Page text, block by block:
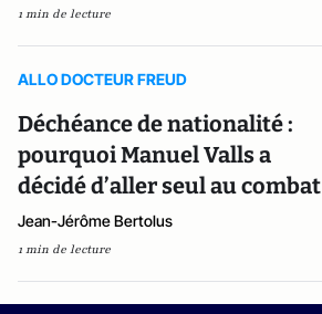
1 min de lecture
ALLO DOCTEUR FREUD
Déchéance de nationalité :
pourquoi Manuel Valls a
décidé d’aller seul au combat
Jean-Jérôme Bertolus
1 min de lecture